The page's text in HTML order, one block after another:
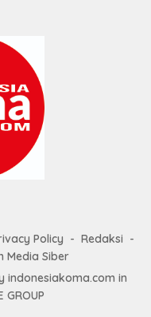
Policy
Redaksi
Media Siber
indonesiakoma.com in
GROUP